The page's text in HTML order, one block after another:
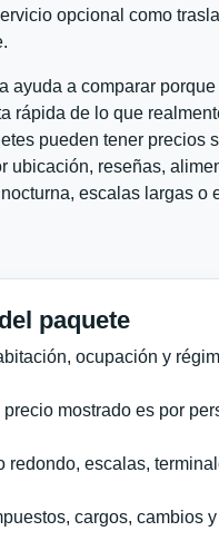
opcional como
ayuda a comparar
rápida de lo que
pueden tener precios
ubicación, reseñas,
escalas largas o
paquete
ocupación y
mostrado es por
redondo, escalas,
cargos, cambios y